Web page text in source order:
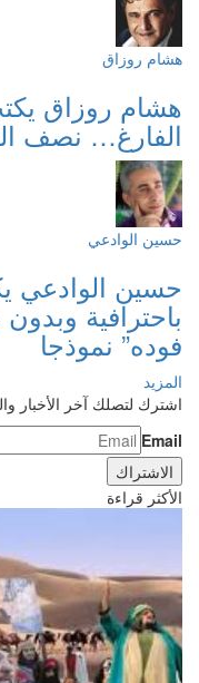
هشام روزاق
هشام روزاق
الفارغ… نصف
حسين الوادعي
حسين الوادعي
باحترافية
فوده” نموذجا
المزيد
اشترك لتصلك آخر الأخبار
Email
الأكثر قراءة